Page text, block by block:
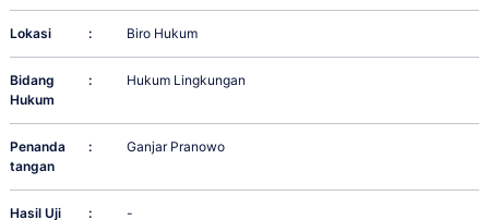
Lokasi : Biro Hukum
Bidang
Hukum
: Hukum Lingkungan
Penanda
tangan
: Ganjar Pranowo
Hasil Uji
: -